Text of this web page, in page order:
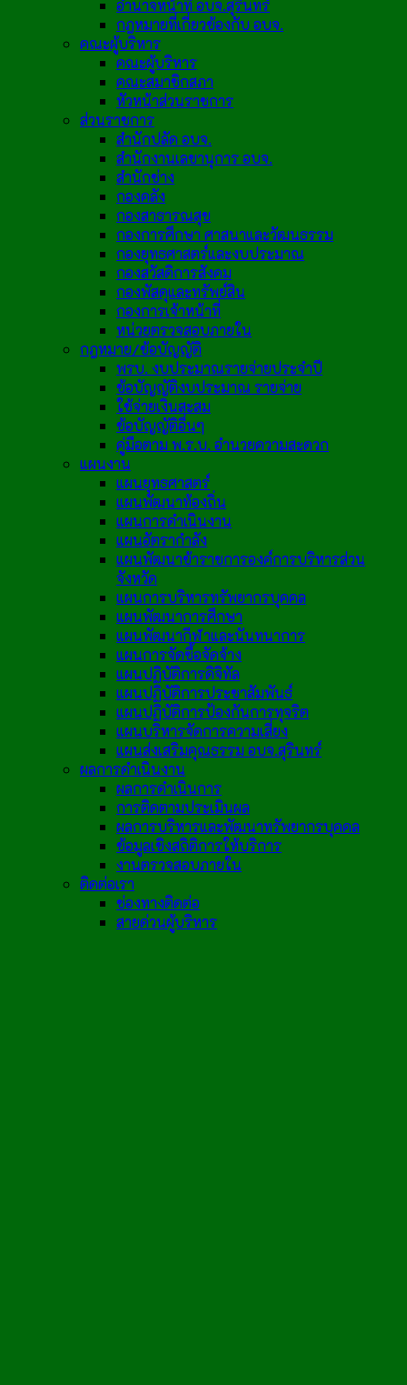
อำนาจหน้าที่ อบจ.สุรินทร์
กฎหมายที่เกี่ยวข้องกับ อบจ.
คณะผู้บริหาร
คณะผู้บริหาร
คณะสมาชิกสภา
หัวหน้าส่วนราชการ
ส่วนราชการ
สำนักปลัด อบจ.
สำนักงานเลขานุการ อบจ.
สำนักช่าง
กองคลัง
กองสาธารณสุข
กองการศึกษา ศาสนาและวัฒนธรรม
กองยุทธศาสตร์และงบประมาณ
กองสวัสดิการสังคม
กองพัสดุและทรัพย์สิน
กองการเจ้าหน้าที่
หน่วยตรวจสอบภายใน
กฎหมาย/ข้อบัญญัติ
พรบ. งบประมาณรายจ่ายประจำปี
ข้อบัญญัติงบประมาณ รายจ่าย
ใช้จ่ายเงินสะสม
ข้อบัญญัติอื่นๆ
คู่มือตาม พ.ร.บ. อำนวยความสะดวก
แผนงาน
แผนยุทธศาสตร์
แผนพัฒนาท้องถิ่น
แผนการดำเนินงาน
แผนอัตรากำลัง
แผนพัฒนาข้าราชการองค์การบริหารส่วน
จังหวัด
แผนการบริหารทรัพยากรบุคคล
แผนพัฒนาการศึกษา
แผนพัฒนากีฬาและนันทนาการ
แผนการจัดซื้อจัดจ้าง
แผนปฏิบัติการดิจิทัล
แผนปฏิบัติการประชาสัมพันธ์
แผนปฏิบัติการป้องกันการทุจริต
แผนบริหารจัดการความเสี่ยง
แผนส่งเสริมคุณธรรม อบจ.สุรินทร์
ผลการดำเนินงาน
ผลการดำเนินการ
การติดตามประเมินผล
ผลการบริหารและพัฒนาทรัพยากรบุคคล
ข้อมูลเชิงสถิติการให้บริการ
งานตรวจสอบภายใน
ติดต่อเรา
ช่องทางติดต่อ
สายด่วนผู้บริหาร